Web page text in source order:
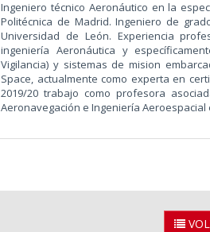
Ingeniero técnico Aeronáutico en la
Politécnica de Madrid. Ingeniero de
Universidad de León. Experiencia
ingeniería Aeronáutica y
Vigilancia) y sistemas de mision
Space, actualmente como experta en
2019/20 trabajo como profesora
Aeronavegación e Ingeniería Aeroespacial